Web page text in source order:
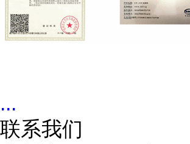
...
联系我们